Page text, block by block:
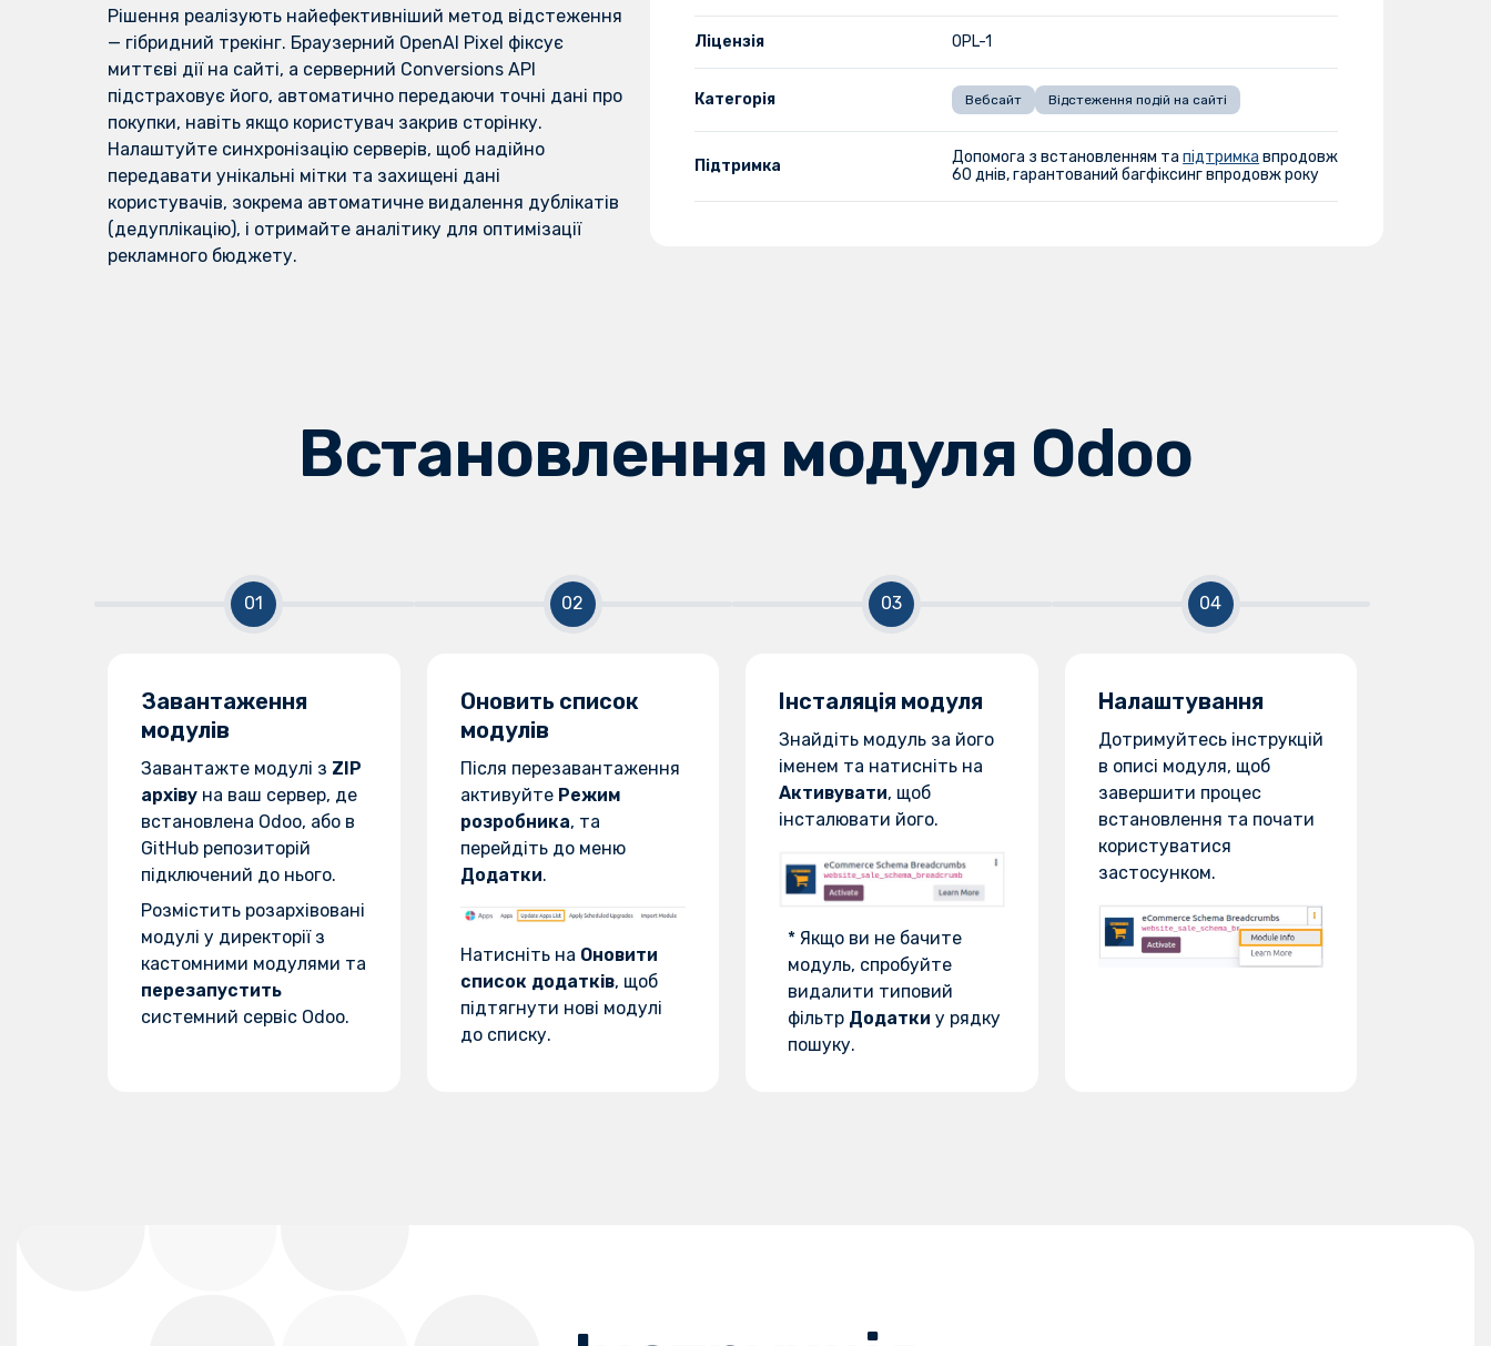
Рішення реалізують найефективніший метод відстеження
— гібридний трекінг. Браузерний OpenAI Pixel фіксує
миттєві дії на сайті, а серверний Conversions API
підстраховує його, автоматично передаючи точні дані про
покупки, навіть якщо користувач закрив сторінку.
Налаштуйте синхронізацію серверів, щоб надійно
передавати унікальні мітки та захищені дані
користувачів, зокрема автоматичне видалення дублікатів
(дедуплікацію), і отримайте аналітику для оптимізації
рекламного бюджету.
Ліцензія OPL-1
Категорія Вебсайт Відстеження подій на сайті
Підтримка Допомога з встановленням тапідтримка впродовж
60 днів, гарантований багфіксинг впродовж року
Встановлення модуля Odoo
Завантаження
модулів
Завантажте модулі з ZIP
архіву на ваш сервер, де
встановлена Odoo, або в
GitHub репозиторій
підключений до нього.
Розмістить розархівовані
модулі у директорії з
кастомними модулями та
перезапустить
системний сервіс Odoo.
Оновить список
модулів
Після перезавантаження
активуйте Режим
розробника, та
перейдіть до меню
Додатки.
Натисніть на Оновити
список додатків, щоб
підтягнути нові модулі
до списку.
Інсталяція модуля
Знайдіть модуль за його
іменем та натисніть на
Активувати, щоб
інсталювати його.
* Якщо ви не бачите
модуль, спробуйте
видалити типовий
фільтр Додатки у рядку
пошуку.
Налаштування
Дотримуйтесь інструкцій
в описі модуля, щоб
завершити процес
встановлення та почати
користуватися
застосунком.